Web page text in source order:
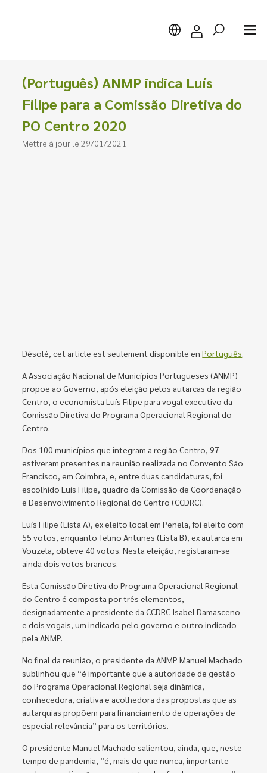
Chercher
(Português) ANMP indica Luís
Filipe para a Comissão Diretiva do
PO Centro 2020
Mettre à jour le 29/01/2021
Désolé, cet article est seulement disponible enPortuguês.
A Associação Nacional de Municípios Portugueses (ANMP)
propõe ao Governo, após eleição pelos autarcas da região
Centro, o economista Luís Filipe para vogal executivo da
Comissão Diretiva do Programa Operacional Regional do
Centro.
Dos 100 municípios que integram a região Centro, 97
estiveram presentes na reunião realizada no Convento São
Francisco, em Coimbra, e, entre duas candidaturas, foi
escolhido Luís Filipe, quadro da Comissão de Coordenação
e Desenvolvimento Regional do Centro (CCDRC).
Luís Filipe (Lista A), ex eleito local em Penela, foi eleito com
55 votos, enquanto Telmo Antunes (Lista B), ex autarca em
Vouzela, obteve 40 votos. Nesta eleição, registaram-se
ainda dois votos brancos.
Esta Comissão Diretiva do Programa Operacional Regional
do Centro é composta por três elementos,
designadamente a presidente da CCDRC Isabel Damasceno
e dois vogais, um indicado pelo governo e outro indicado
pela ANMP.
No final da reunião, o presidente da ANMP Manuel Machado
sublinhou que “é importante que a autoridade de gestão
do Programa Operacional Regional seja dinâmica,
conhecedora, criativa e acolhedora das propostas que as
autarquias propõem para financiamento de operações de
especial relevância” para os territórios.
O presidente Manuel Machado salientou, ainda, que, neste
tempo de pandemia, “é, mais do que nunca, importante